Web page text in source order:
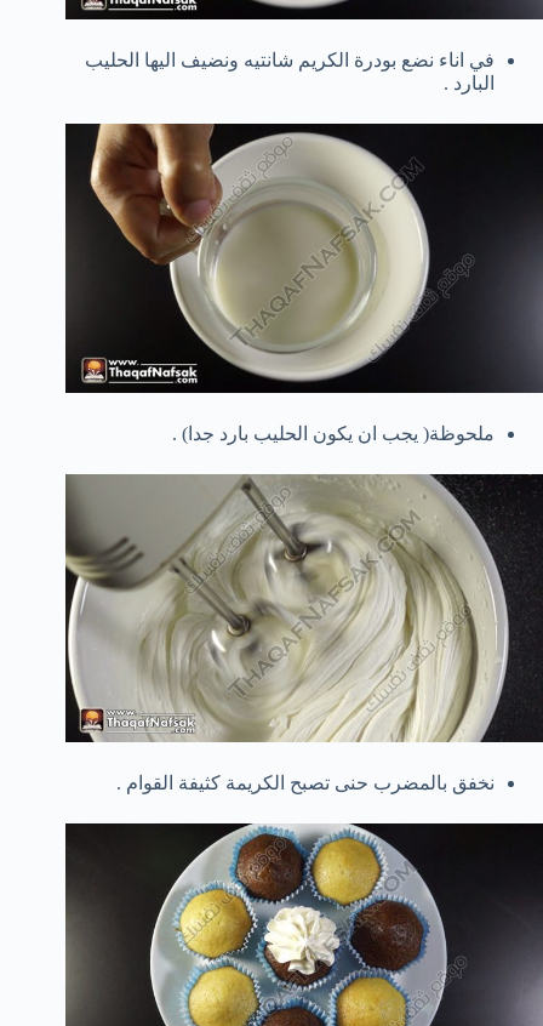
في اناء نضع بودرة الكريم شانتيه ونضيف اليها الحليب
البارد .
ملحوظة( يجب ان يكون الحليب بارد جدا) .
نخفق بالمضرب حنى تصبح الكريمة كثيفة القوام .